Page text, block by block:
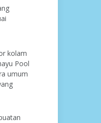
kolam
Pool
umum